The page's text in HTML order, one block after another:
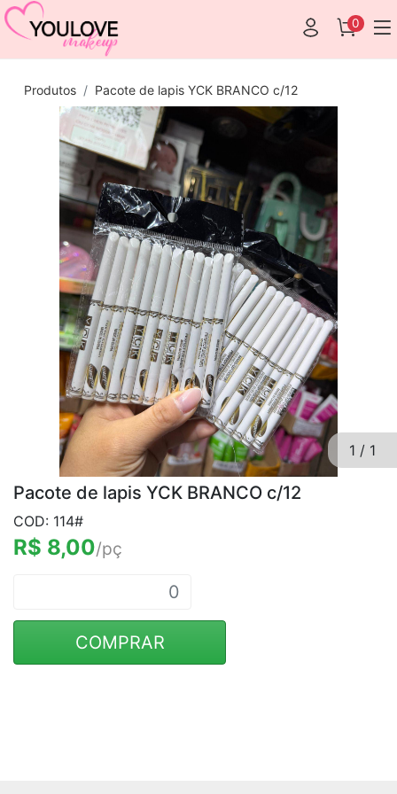
0
Produtos Pacote de lapis YCK BRANCO c/12
1 / 1
Pacote de lapis YCK BRANCO c/12
COD: 114#
R$ 8,00/pç
COMPRAR